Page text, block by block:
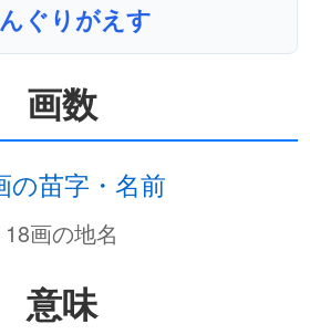
ぐりがえす
画数
の苗字・名前
18画の地名
意味